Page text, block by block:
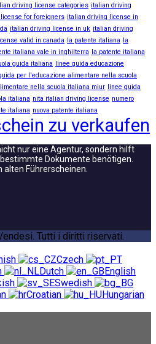
driving license categories italian driving
for foreigners italian driving license in
italian driving license in uk italian driving
valid in canada la patente italiana
la
italiana vale in inghilterra
la patente italiana
guida italiana
linee guida educazione
per l'educazione alimentare nella scuola
nella scuola italiana miur linee guida
italiana nita italian driving license numero
italiana nuova patente italiana
zu verkaufen
nur eine Agentur, sondern hilft
Dokumente benötigen.
alten Führerscheinen.
Tutti i diritti riservati.
Czech
Dutch
English
Swedish
Croatian
Hungarian